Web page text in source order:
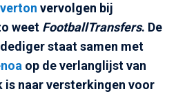
vervolgen bij
weet FootballTransfers. De
staat samen met
op de verlanglijst van
is naar versterkingen voor